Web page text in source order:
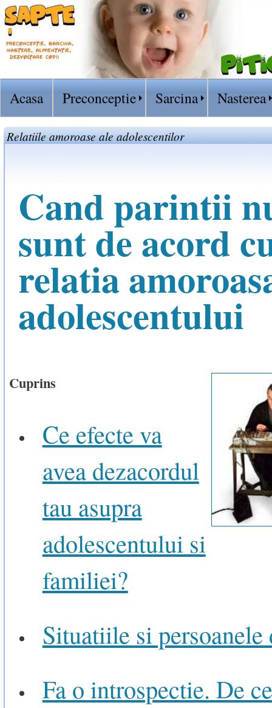
Acasa Preconceptie Sarcina Nasterea
Relatiile amoroase ale adolescentilor
Cand parintii
sunt de acord
relatia
adolescentului
Cuprins
Ce efecte va
avea dezacordul
tau asupra
adolescentului si
familiei?
Situatiile si persoanele
Fa o introspectie. De